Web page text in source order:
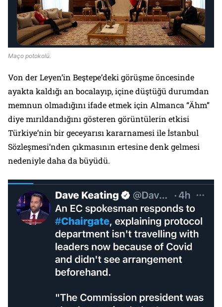
Maço potokolü.
Von der Leyen’in Beştepe’deki görüşme öncesinde
ayakta kaldığı an bocalayıp, içine düştüğü durumdan
memnun olmadığını ifade etmek için Almanca “Ähm”
diye mırıldandığını gösteren görüntülerin etkisi
Türkiye’nin bir geceyarısı kararnamesi ile İstanbul
Sözleşmesi’nden çıkmasının ertesine denk gelmesi
nedeniyle daha da büyüdü.